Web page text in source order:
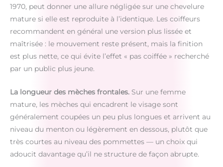
1970, peut donner une allure négligée sur une chevelure
mature si elle est reproduite à l’identique. Les coiffeurs
recommandent en général une version plus lissée et
maîtrisée : le mouvement reste présent, mais la finition
est plus nette, ce qui évite l’effet « pas coiffée » recherché
par un public plus jeune.
La longueur des mèches frontales. Sur une femme
mature, les mèches qui encadrent le visage sont
généralement coupées un peu plus longues et arrivent au
niveau du menton ou légèrement en dessous, plutôt que
très courtes au niveau des pommettes — un choix qui
adoucit davantage qu’il ne structure de façon abrupte.